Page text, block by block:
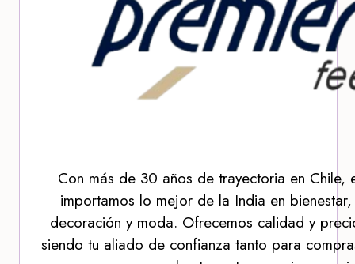
Con más de 30 años de trayectoria en Chile,
importamos lo mejor de la India en
decoración y moda. Ofrecemos calidad y
siendo tu aliado de confianza tanto para